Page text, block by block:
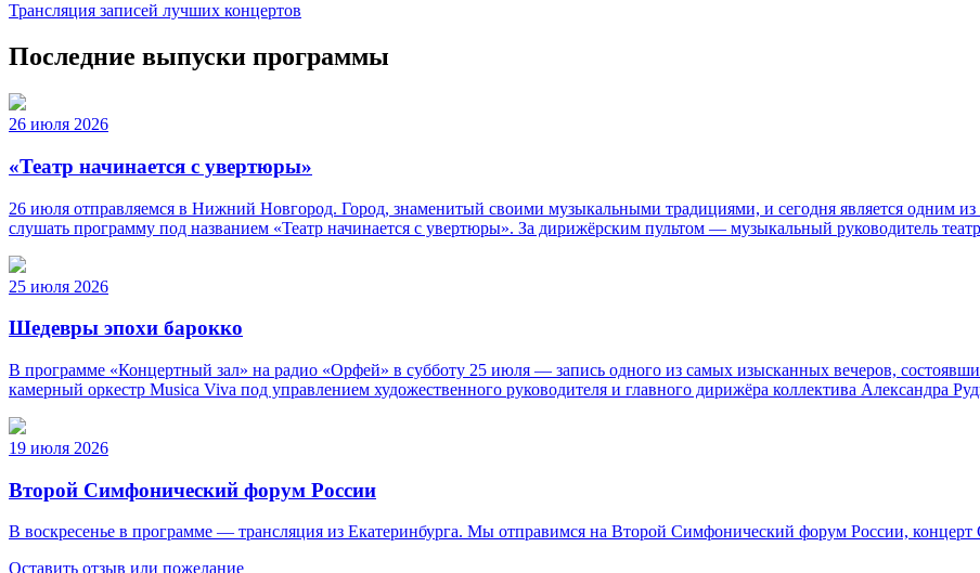
Трансляция записей лучших концертов
Последние выпуски программы
26 июля 2026
«Театр начинается с увертюры»
26 июля отправляемся в Нижний Новгород. Город, знаменитый своими музыкальными традициями, и сегодня является одним
слушать программу под названием «Театр начинается с увертюры». За дирижёрским пультом — музыкальный руководитель
25 июля 2026
Шедевры эпохи барокко
В программе «Концертный зал» на радио «Орфей» в субботу 25 июля — запись одного из самых изысканных вечеров,
камерный оркестр Musica Viva под управлением художественного руководителя и главного дирижёра коллектива Александра
19 июля 2026
Второй Симфонический форум России
В воскресенье в программе — трансляция из Екатеринбурга. Мы отправимся на Второй Симфонический форум России,
Оставить отзыв или пожелание